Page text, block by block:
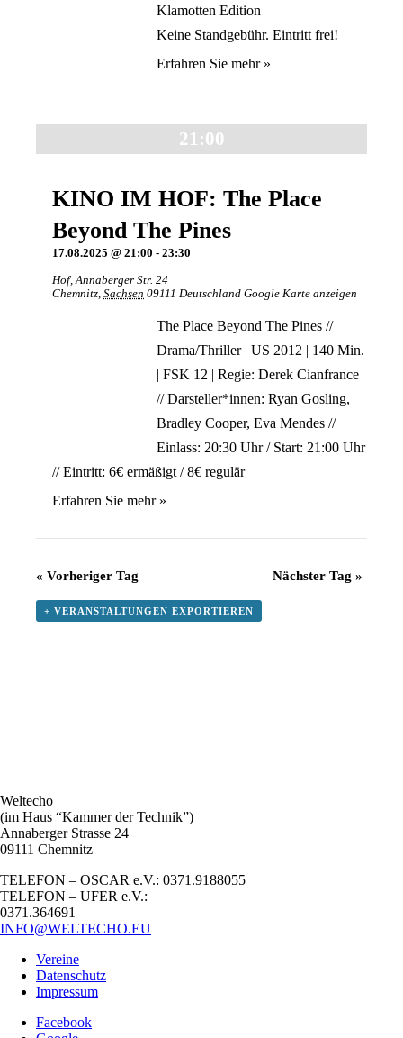
Klamotten Edition
Keine Standgebühr. Eintritt frei!
Erfahren Sie mehr »
21:00
KINO IM HOF: The Place
Beyond The Pines
17.08.2025 @ 21:00 -23:30
Hof,Annaberger Str. 24
Chemnitz, Sachsen 09111 Deutschland Google Karte anzeigen
The Place Beyond The Pines //
Drama/Thriller | US 2012 | 140 Min.
| FSK 12 | Regie: Derek Cianfrance
// Darsteller*innen: Ryan Gosling,
Bradley Cooper, Eva Mendes //
Einlass: 20:30 Uhr / Start: 21:00 Uhr
// Eintritt: 6€ ermäßigt / 8€ regulär
Erfahren Sie mehr »
« Vorheriger Tag Nächster Tag »
+ VERANSTALTUNGEN EXPORTIEREN
Weltecho
(im Haus “Kammer der Technik”)
Annaberger Strasse 24
09111 Chemnitz
TELEFON – OSCAR e.V.: 0371.9188055
TELEFON – UFER e.V.:
0371.364691
INFO@WELTECHO.EU
Vereine
Datenschutz
Impressum
Facebook